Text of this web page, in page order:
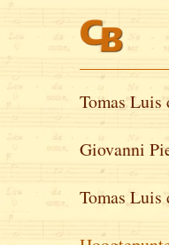
Tomas
Giovanni
Tomas